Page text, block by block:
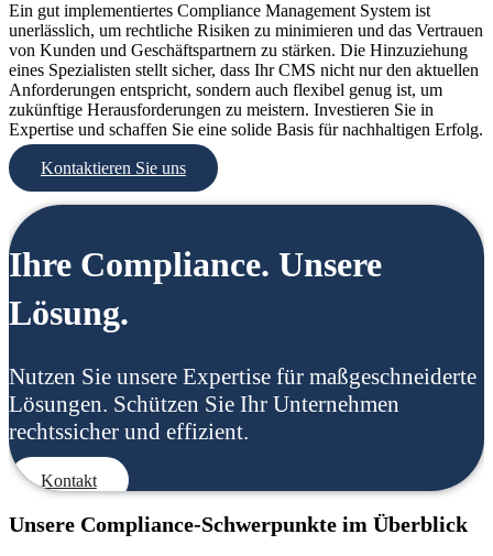
Ein gut implementiertes Compliance Management System ist
unerlässlich, um rechtliche Risiken zu minimieren und das Vertrauen
von Kunden und Geschäftspartnern zu stärken. Die Hinzuziehung
eines Spezialisten stellt sicher, dass Ihr CMS nicht nur den aktuellen
Anforderungen entspricht, sondern auch flexibel genug ist, um
zukünftige Herausforderungen zu meistern. Investieren Sie in
Expertise und schaffen Sie eine solide Basis für nachhaltigen Erfolg.
Kontaktieren Sie uns
Ihre Compliance. Unsere
Lösung.
Nutzen Sie unsere Expertise für maßgeschneiderte
Lösungen. Schützen Sie Ihr Unternehmen
rechtssicher und effizient.
Kontakt
Unsere Compliance-Schwerpunkte im Überblick